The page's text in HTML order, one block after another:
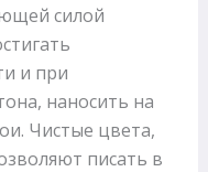
силой
и при
наносить на
Чистые цвета,
писать в